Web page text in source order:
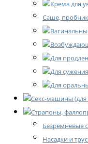
Крема для
Саше,
Для
Для
Для
Секс-машины (для
Страпоны,
Безремневые
Насадки и